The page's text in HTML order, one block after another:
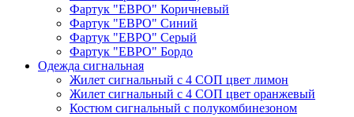
Фартук "ЕВРО" Коричневый
Фартук "ЕВРО" Синий
Фартук "ЕВРО" Серый
Фартук "ЕВРО" Бордо
Одежда сигнальная
Жилет сигнальный с 4 СОП цвет лимон
Жилет сигнальный с 4 СОП цвет оранжевый
Костюм сигнальный с полукомбинезоном